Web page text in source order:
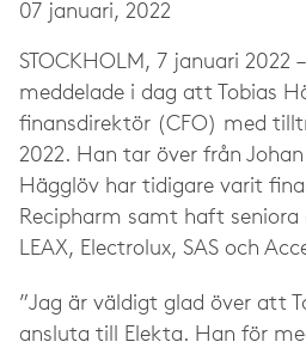
07 januari, 2022
STOCKHOLM, 7 januari 2022
meddelade i dag att Tobias
finansdirektör (CFO) med
2022. Han tar över från Johan
Hägglöv har tidigare varit
Recipharm samt haft seniora
LEAX, Electrolux, SAS och
”Jag är väldigt glad över att
ansluta till Elekta. Han för